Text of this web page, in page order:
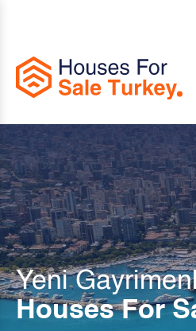
Yeni
Houses For